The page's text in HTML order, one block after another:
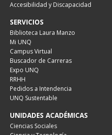
Accesibilidad y Discapacidad
SERVICIOS
Biblioteca Laura Manzo
Mi UNQ
Campus Virtual
Buscador de Carreras
Expo UNQ
RRHH
Pedidos a Intendencia
UNQ Sustentable
UNIDADES ACADÉMICAS
Ciencias Sociales